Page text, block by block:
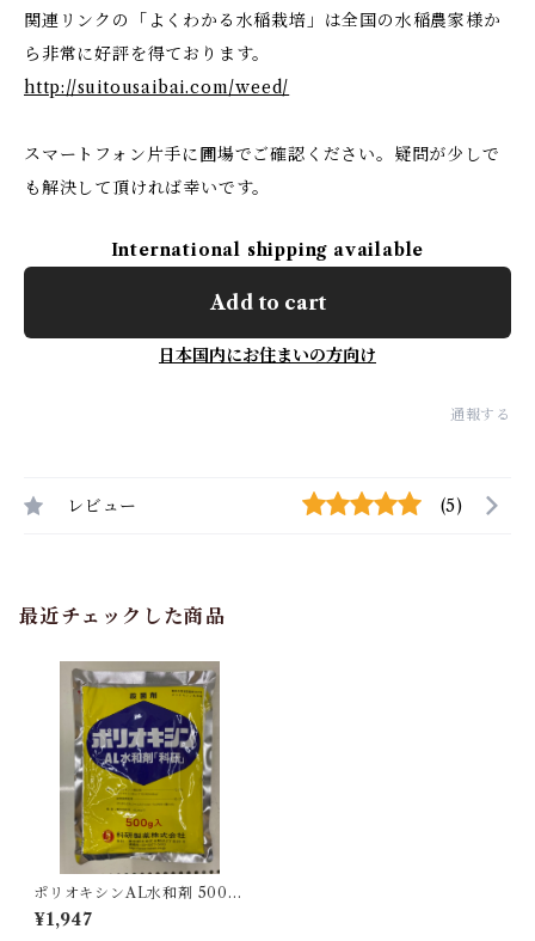
関連リンクの「よくわかる水稲栽培」は全国の水稲農家様か
ら非常に好評を得ております。
http://suitousaibai.com/weed/
スマートフォン片手に圃場でご確認ください。疑問が少しで
も解決して頂ければ幸いです。
International shipping available
Add to cart
日本国内にお住まいの方向け
通報する
レビュー (5)
最近チェックした商品
ポリオキシンAL水和剤 500g
1袋
¥1,947